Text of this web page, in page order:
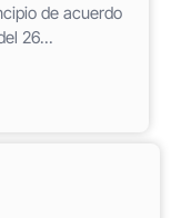
de acuerdo
26...